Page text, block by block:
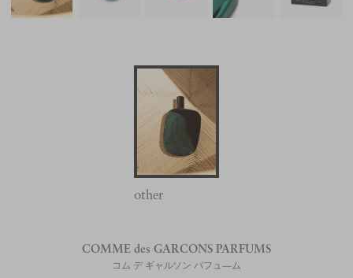
other
COMME des GARCONS PARFUMS
コム デ ギャルソン パフュ—ム